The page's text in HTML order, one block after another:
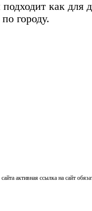
как для
городу.
активная ссылка на сайт